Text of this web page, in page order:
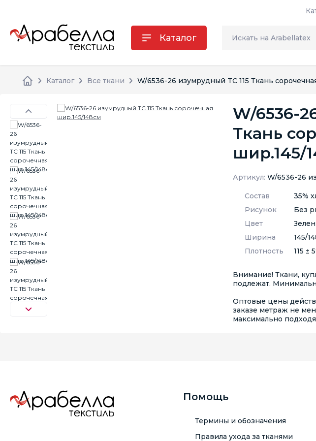
Каталог
Каталог Все ткани W/6536-26 изумрудный TC 115 Ткань
W/6536-
Ткань
шир.145/
Артикул: W/6536-26
Состав
35%
Рисунок
Без
Цвет
Ширина
145/
Плотность
115 ±
Внимание! Ткани,
подлежат.
Оптовые цены
заказе метраж не
максимально
Помощь
Термины и обозначения
Правила ухода за тканями